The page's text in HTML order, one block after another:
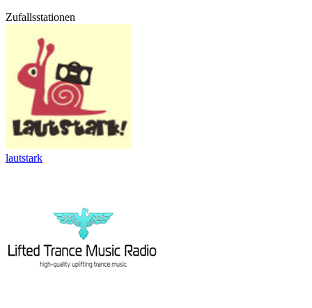
Zufallsstationen
lautstark